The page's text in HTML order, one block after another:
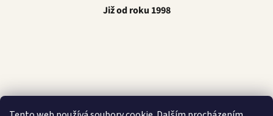
Již od roku 1998
Latino Café